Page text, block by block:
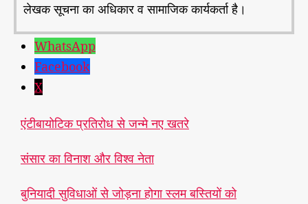
लेखक सूचना का अधिकार व सामाजिक कार्यकर्ता है।
WhatsApp
Facebook
X
एंटीबायोटिक प्रतिरोध से जन्मे नए खतरे
संसार का विनाश और विश्व नेता
बुनियादी सुविधाओं से जोड़ना होगा स्लम बस्तियों को